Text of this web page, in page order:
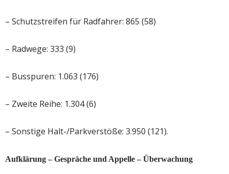
– Schutzstreifen für Radfahrer: 865 (58)
– Radwege: 333 (9)
– Busspuren: 1.063 (176)
– Zweite Reihe: 1.304 (6)
– Sonstige Halt-/Parkverstöße: 3.950 (121).
Aufklärung – Gespräche und Appelle – Überwachung